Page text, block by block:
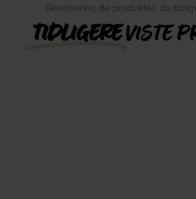
Genovervej de produkter, du
TIDLIGEREVISTE